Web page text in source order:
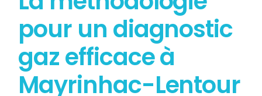
pour un diagnostic
gaz efficace à
Mayrinhac-Lentour